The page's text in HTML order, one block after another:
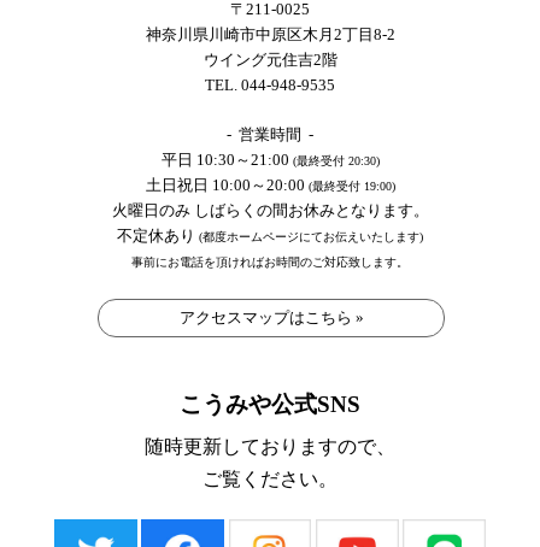
〒211-0025
神奈川県川崎市中原区木月2丁目8-2
ウイング元住吉2階
TEL. 044-948-9535
- 営業時間 -
平日 10:30～21:00 (最終受付 20:30)
土日祝日 10:00～20:00 (最終受付 19:00)
火曜日のみ しばらくの間お休みとなります。
不定休あり (都度ホームページにてお伝えいたします)
事前にお電話を頂ければお時間のご対応致します。
アクセスマップはこちら »
こうみや公式SNS
随時更新しておりますので、
ご覧ください。